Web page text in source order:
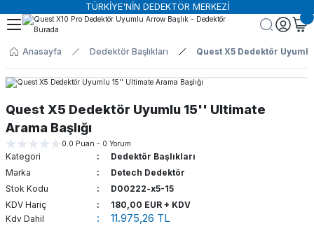
TÜRKİYE'NİN DEDEKTÖR MERKEZİ
Anasayfa Dedektör Başlıkları Quest X5 Dedektör
Quest X5 Dedektör Uyumlu 15'' Ultimate
Arama Başlığı
0.0 Puan - 0 Yorum
Kdv Dahil 11.975,26 TL
Kategori
Dedektör Başlıkları
Marka
Detech Dedektör
Stok Kodu
D00222-x5-15
KDV Hariç
180,00 EUR + KDV
Geri Dön
Dedektörler
Arama Dedektörleri
Geri Dön
Güvenlik Dedektörleri
Üst Arama Dedektörleri
X-Ray Cihazları
Endüstriyel X-Ray Sistemleri
Tır ve Konteyner Tarama
Geri Dön
Başlıkları
Başlıkları
Geri Dön
Aksesuarları
Aksesuarları
Geri Dön